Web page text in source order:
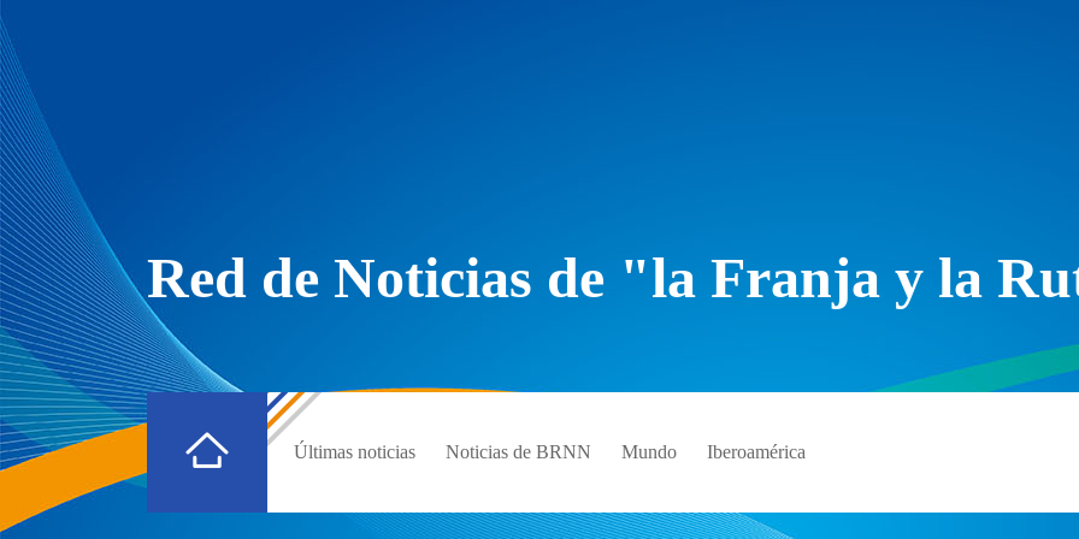
Red de Noticias de "la Franja y la
Últimas noticias Noticias de BRNN Mundo Iberoamérica